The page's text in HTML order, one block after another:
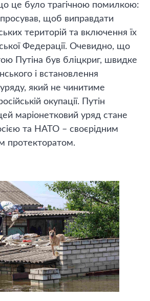
це було трагічною помилкою:
щоб виправдати
територій та включення їх
Федерації. Очевидно, що
Путіна був бліцкриг, швидке
і встановлення
який не чинитиме
окупації. Путін
маріонетковий уряд стане
та НАТО – своєрідним
протекторатом.